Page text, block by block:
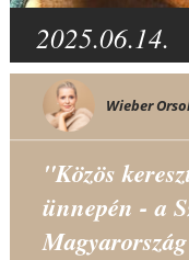
2025.06.14.
Wieber
"Közös
ünnepén - a